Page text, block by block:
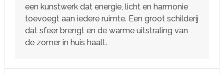
een kunstwerk dat energie, licht en harmonie
toevoegt aan iedere ruimte. Een groot schilderij
dat sfeer brengt en de warme uitstraling van
de zomer in huis haalt.